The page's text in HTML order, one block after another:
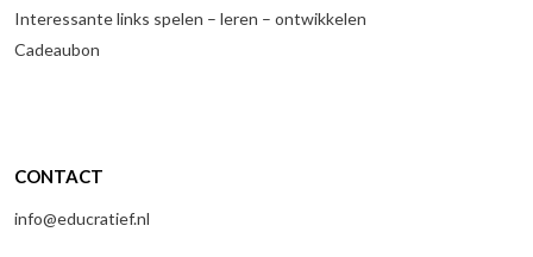
Interessante links spelen – leren – ontwikkelen
Cadeaubon
CONTACT
info@educratief.nl